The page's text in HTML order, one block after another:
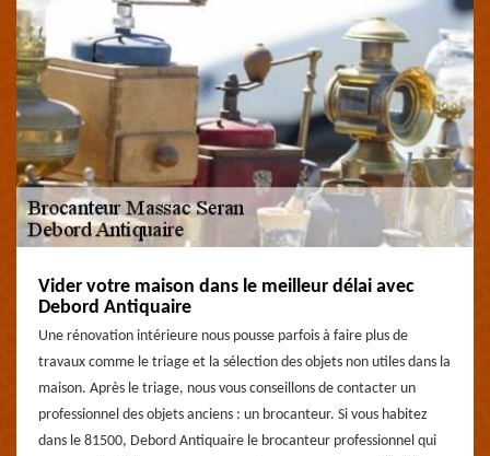
Vider votre maison dans le meilleur délai avec
Debord Antiquaire
Une rénovation intérieure nous pousse parfois à faire plus de
travaux comme le triage et la sélection des objets non utiles dans la
maison. Après le triage, nous vous conseillons de contacter un
professionnel des objets anciens : un brocanteur. Si vous habitez
dans le 81500, Debord Antiquaire le brocanteur professionnel qui